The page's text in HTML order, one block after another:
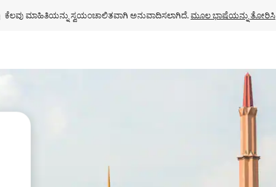
ಕೆಲವು ಮಾಹಿತಿಯನ್ನು ಸ್ವಯಂಚಾಲಿತವಾಗಿ ಅನುವಾದಿಸಲಾಗಿದೆ. ಮೂಲ ಭಾಷೆಯನ್ನು ತೋರಿಸಿ